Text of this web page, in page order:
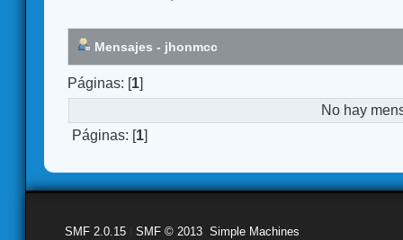
Mensajes - jhonmcc
Páginas: [1]
No hay
Páginas: [1]
SMF 2.0.15 SMF © 2013 Simple Machines